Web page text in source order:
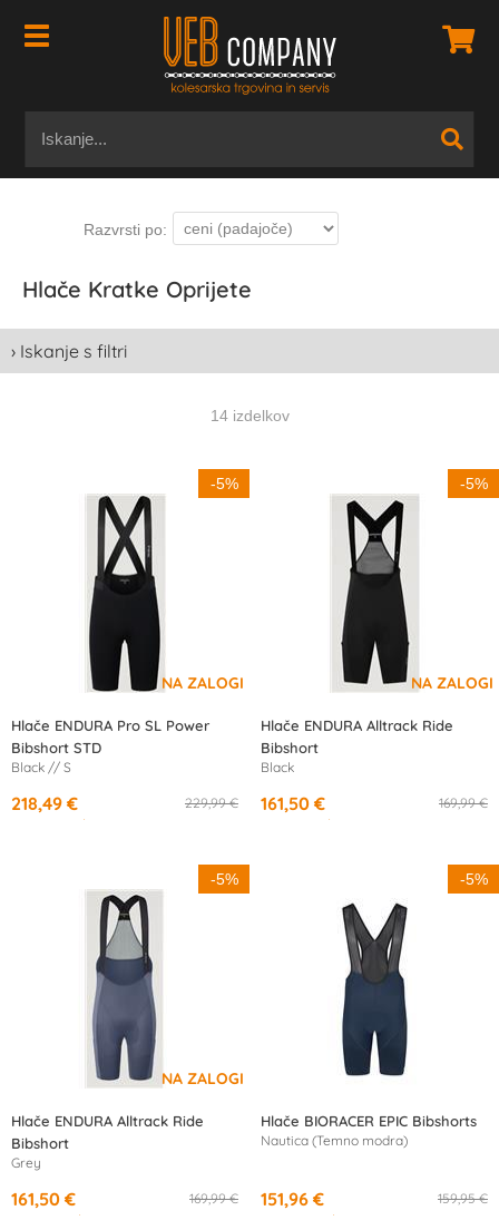
Hlače Kratke Oprijete
› Iskanje s filtri
14 izdelkov
-5%
Hlače ENDURA Pro SL Power
Bibshort STD
Black // S
229,99 €
218,49 €
/mesec
-5%
Hlače ENDURA Alltrack Ride
Bibshort
Black
169,99 €
161,50 €
/mesec
-5%
Hlače ENDURA Alltrack Ride
Bibshort
Grey
169,99 €
161,50 €
/mesec
-5%
Hlače BIORACER EPIC Bibshorts
Nautica (Temno modra)
159,95 €
151,96 €
/mesec